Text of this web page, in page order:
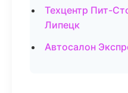
Техцентр Пит-
Липецк
Автосалон